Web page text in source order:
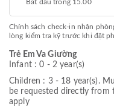
Bắt đầu trong 15.00
Chính sách check-in nhận
lòng kiểm tra kỹ trước khi đặt
Trẻ Em Va Giường
Infant : 0 - 2 year(s)
Children : 3 - 18 year(s).
be requested directly from
apply